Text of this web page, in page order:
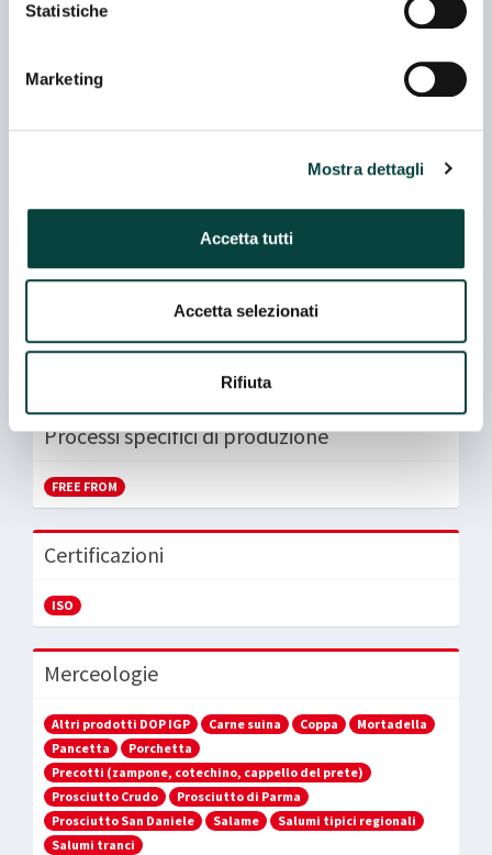
Statistiche
Marketing
Mostra dettagli
Accetta tutti
Accetta selezionati
Rifiuta
E-mail
http://www.guerrierosrl.it
PROSCIUTTIFICIO DUCALE SRL
Processi specifici di produzione
FREE FROM
Certificazioni
ISO
Merceologie
Altri prodotti DOP IGP Carne suina Coppa
Mortadella
Pancetta
Porchetta
Precotti (zampone, cotechino, cappello del prete)
Prosciutto Crudo
Prosciutto di Parma
Prosciutto San Daniele
Salame
Salumi tipici regionali
Salumi tranci